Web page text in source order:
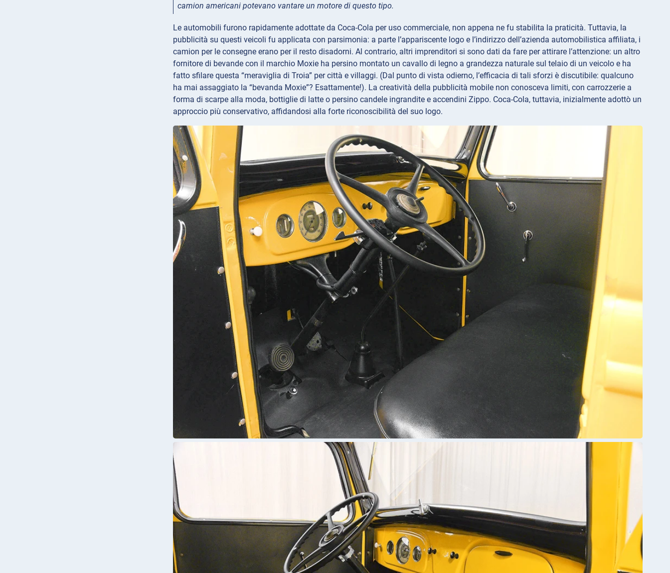
camion americani potevano vantare un motore di questo tipo.
Le automobili furono rapidamente adottate da Coca-Cola per uso commerciale, non appena ne fu stabilita la praticità. Tuttavia, la
pubblicità su questi veicoli fu applicata con parsimonia: a parte l’appariscente logo e l’indirizzo dell’azienda automobilistica affiliata, i
camion per le consegne erano per il resto disadorni. Al contrario, altri imprenditori si sono dati da fare per attirare l’attenzione: un altro
fornitore di bevande con il marchio Moxie ha persino montato un cavallo di legno a grandezza naturale sul telaio di un veicolo e ha
fatto sfilare questa “meraviglia di Troia” per città e villaggi. (Dal punto di vista odierno, l’efficacia di tali sforzi è discutibile: qualcuno
ha mai assaggiato la “bevanda Moxie”? Esattamente!). La creatività della pubblicità mobile non conosceva limiti, con carrozzerie a
forma di scarpe alla moda, bottiglie di latte o persino candele ingrandite e accendini Zippo. Coca-Cola, tuttavia, inizialmente adottò un
approccio più conservativo, affidandosi alla forte riconoscibilità del suo logo.